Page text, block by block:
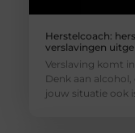
Herstelcoach:
verslavingen
Verslaving komt
Denk aan
jouw situatie ook